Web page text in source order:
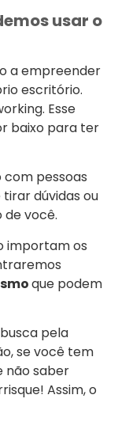
usar o
a empreender
escritório.
Esse
baixo para ter
pessoas
dúvidas ou
de você.
importam os
que podem
pela
se você tem
não saber
Assim, o